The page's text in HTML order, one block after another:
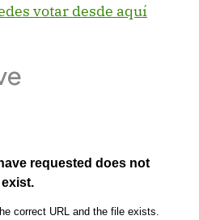
votar desde aquí